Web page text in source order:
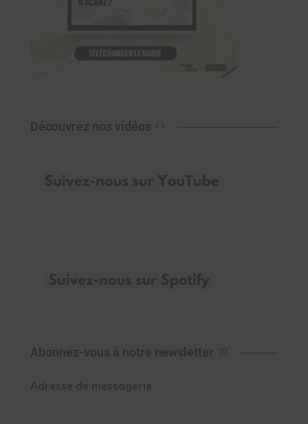
Découvrez nos vidéos
Abonnez-vous à notre newsletter
Adresse de messagerie